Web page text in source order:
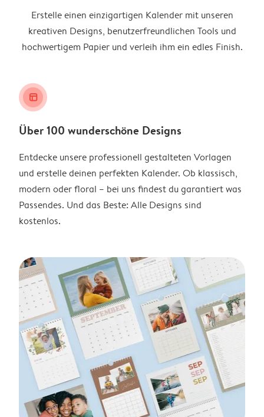
Erstelle einen einzigartigen Kalender mit unseren
kreativen Designs, benutzerfreundlichen Tools und
hochwertigem Papier und verleih ihm ein edles Finish.
layout_alt
Über 100 wunderschöne Designs
Entdecke unsere professionell gestalteten Vorlagen
und erstelle deinen perfekten Kalender. Ob klassisch,
modern oder floral – bei uns findest du garantiert was
Passendes. Und das Beste: Alle Designs sind
kostenlos.